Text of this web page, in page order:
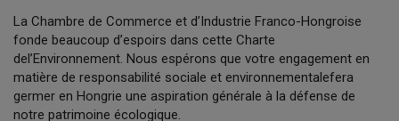
La Chambre de Commerce et d’Industrie Franco-Hongroise
fonde beaucoup d’espoirs dans cette Charte
del’Environnement. Nous espérons que votre engagement en
matière de responsabilité sociale et environnementalefera
germer en Hongrie une aspiration générale à la défense de
notre patrimoine écologique.